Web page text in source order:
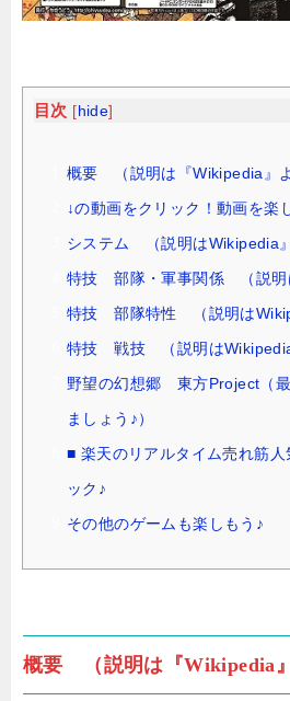
目次 [ hide]
概要 （説明は『Wikipedia』よ
↓の動画をクリック！動画を楽
システム （説明はWikipedia』
特技 部隊・軍事関係 （説明
特技 部隊特性 （説明は
特技 戦技 （説明はWikipedia
野望の幻想郷 東方Project（
ましょう♪）
■ 楽天のリアルタイム売れ筋人
ック♪
その他のゲームも楽しもう♪
概要 （説明は『Wikipedia』